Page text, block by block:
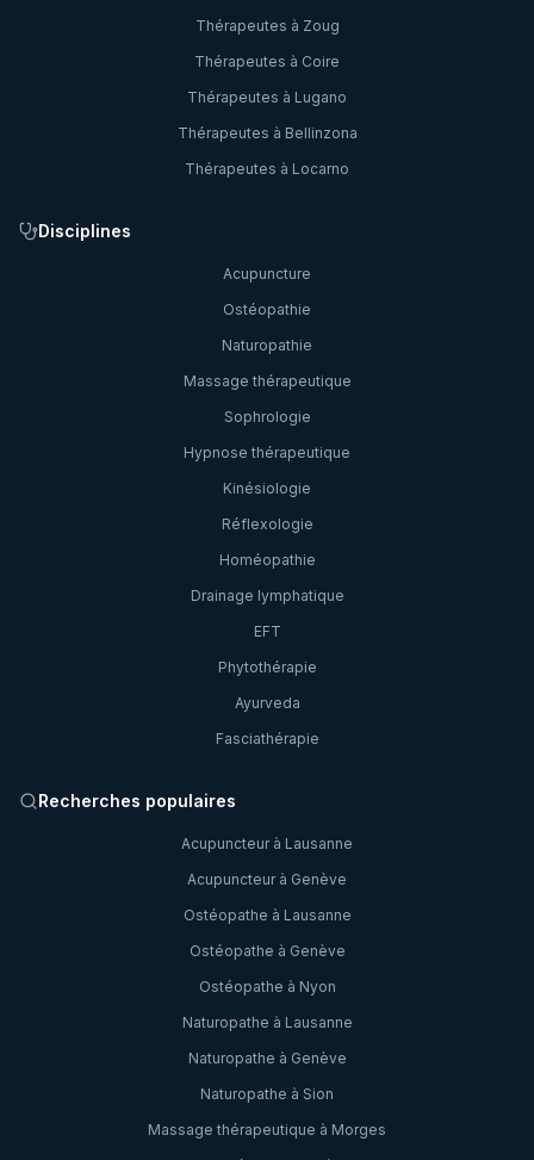
Thérapeutes à Zoug
Thérapeutes à Coire
Thérapeutes à Lugano
Thérapeutes à Bellinzona
Thérapeutes à Locarno
Disciplines
Acupuncture
Ostéopathie
Naturopathie
Massage thérapeutique
Sophrologie
Hypnose thérapeutique
Kinésiologie
Réflexologie
Homéopathie
Drainage lymphatique
EFT
Phytothérapie
Ayurveda
Fasciathérapie
Recherches populaires
Acupuncteur à Lausanne
Acupuncteur à Genève
Ostéopathe à Lausanne
Ostéopathe à Genève
Ostéopathe à Nyon
Naturopathe à Lausanne
Naturopathe à Genève
Naturopathe à Sion
Massage thérapeutique à Morges